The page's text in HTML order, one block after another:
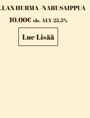
HURMA -NARUSAIPPUA
10,00€ sis. ALV 25,5%
Lue Lisää